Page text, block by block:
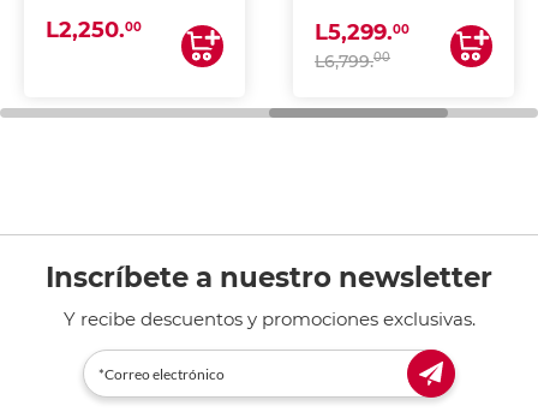
L2,250.00
ESCANEA)
L5,299.00
L6,799.00
Inscríbete a nuestro newsletter
Y recibe descuentos y promociones exclusivas.